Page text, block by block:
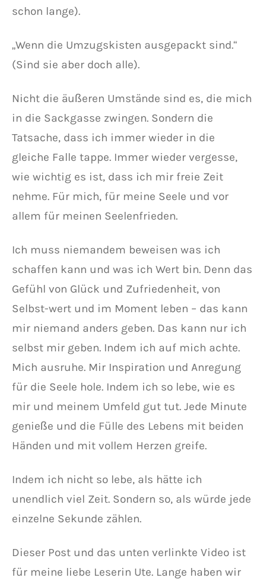
schon lange).
„Wenn die Umzugskisten ausgepackt sind.“
(Sind sie aber doch alle).
Nicht die äußeren Umstände sind es, die mich
in die Sackgasse zwingen. Sondern die
Tatsache, dass ich immer wieder in die
gleiche Falle tappe. Immer wieder vergesse,
wie wichtig es ist, dass ich mir freie Zeit
nehme. Für mich, für meine Seele und vor
allem für meinen Seelenfrieden.
Ich muss niemandem beweisen was ich
schaffen kann und was ich Wert bin. Denn das
Gefühl von Glück und Zufriedenheit, von
Selbst-wert und im Moment leben – das kann
mir niemand anders geben. Das kann nur ich
selbst mir geben. Indem ich auf mich achte.
Mich ausruhe. Mir Inspiration und Anregung
für die Seele hole. Indem ich so lebe, wie es
mir und meinem Umfeld gut tut. Jede Minute
genieße und die Fülle des Lebens mit beiden
Händen und mit vollem Herzen greife.
Indem ich nicht so lebe, als hätte ich
unendlich viel Zeit. Sondern so, als würde jede
einzelne Sekunde zählen.
Dieser Post und das unten verlinkte Video ist
für meine liebe Leserin Ute. Lange haben wir